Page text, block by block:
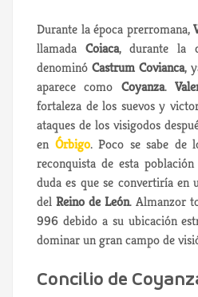
Durante la época prerromana,
llamada Coiaca, durante la
denominó Castrum Covianca,
aparece como Coyanza.
fortaleza de los suevos y
ataques de los visigodos
en Órbigo. Poco se sabe de
reconquista de esta
duda es que se convertiría en
del Reino de León. Almanzor
996 debido a su ubicación
dominar un gran campo de
Concilio de